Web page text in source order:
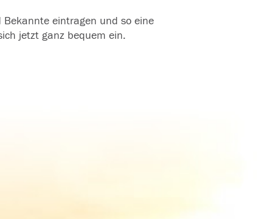
eintragen und so eine
jetzt ganz bequem ein.